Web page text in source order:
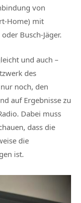
von
Home) mit
Busch-Jäger.
und auch –
des
noch, den
auf Ergebnisse zu
Dabei muss
dass die
die
ist.